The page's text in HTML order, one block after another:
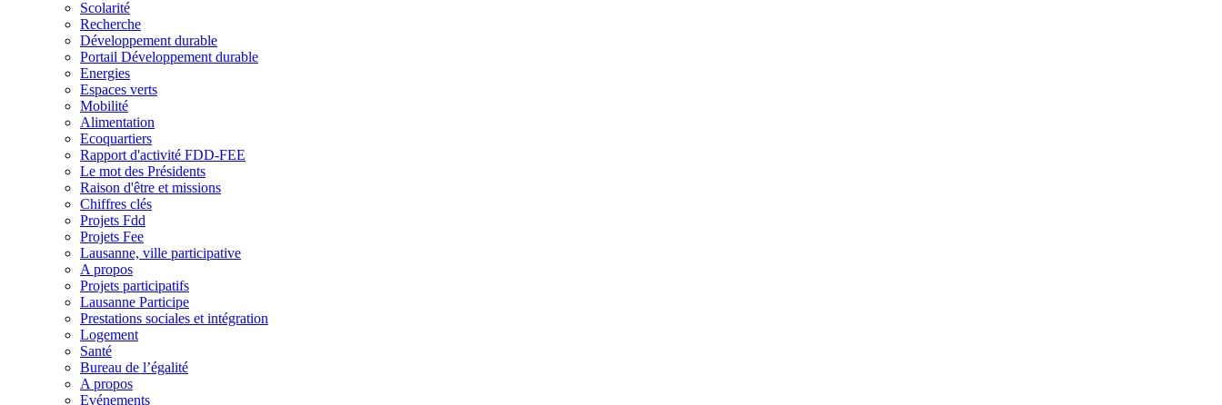
Scolarité
Recherche
Développement durable
Portail Développement durable
Energies
Espaces verts
Mobilité
Alimentation
Ecoquartiers
Rapport d'activité FDD-FEE
Le mot des Présidents
Raison d'être et missions
Chiffres clés
Projets Fdd
Projets Fee
Lausanne, ville participative
A propos
Projets participatifs
Lausanne Participe
Prestations sociales et intégration
Logement
Santé
Bureau de l’égalité
A propos
Evénements